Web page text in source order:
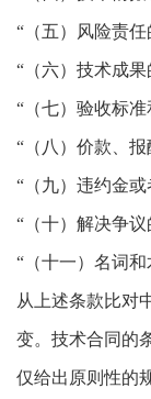
“（五）风险责任
“（六）技术成果
“（七）验收标准
“（八）价款、报
“（九）违约金或
“（十）解决争议
“（十一）名词
从上述条款比对
变。技术合同的
仅给出原则性的